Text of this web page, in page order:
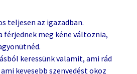
teljesen az igazadban.
férjednek meg kéne változnia,
keressünk valamit, ami rád
kevesebb szenvedést okoz